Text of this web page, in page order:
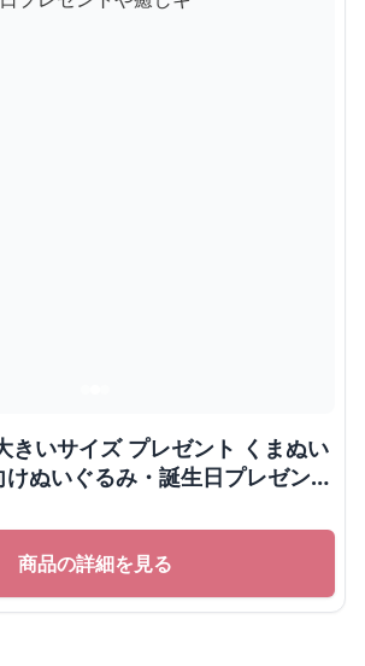
きいサイズ プレゼント くまぬい
けぬいぐるみ・誕生日プレゼント
気
商品の詳細を見る